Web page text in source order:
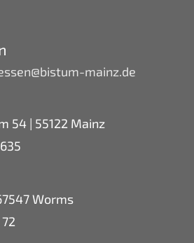
mainz.de
54 | 55122 Mainz
Worms